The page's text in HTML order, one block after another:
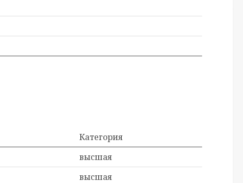
Категория
высшая
высшая